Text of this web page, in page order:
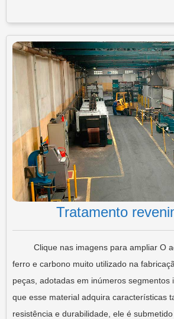
Tratamento
Clique nas imagens para ampliar O
ferro e carbono muito utilizado na
peças, adotadas em inúmeros segmentos
que esse material adquira características
resistência e durabilidade, ele é